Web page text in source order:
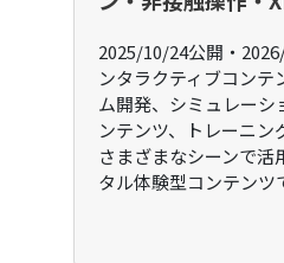
2025/10/24公開・
ンタラクティブコンテ
ム開発、シミュレーシ
ンテンツ、トレーニン
さまざまなシーンで活
タル体験型コンテンツ